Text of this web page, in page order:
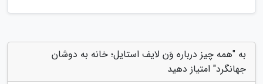
به "همه چیز درباره وَن لایف استایل؛ خانه به دوشان
جهانگرد" امتیاز دهید